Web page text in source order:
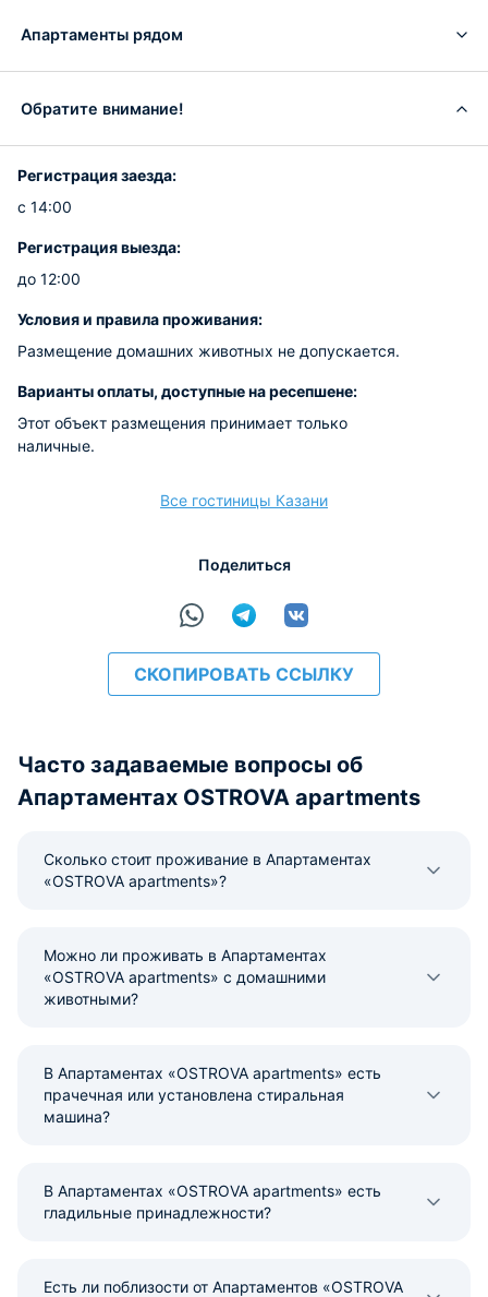
Апартаменты рядом
Обратите внимание!
Регистрация заезда:
с 14:00
Регистрация выезда:
до 12:00
Условия и правила проживания:
Размещение домашних животных не допускается.
Варианты оплаты, доступные на ресепшене:
Этот объект размещения принимает только
наличные.
Все гостиницы Казани
Поделиться
СКОПИРОВАТЬ ССЫЛКУ
Часто задаваемые вопросы об
Апартаментах OSTROVA apartments
Сколько стоит проживание в Апартаментах
«OSTROVA apartments»?
Можно ли проживать в Апартаментах
«OSTROVA apartments» с домашними
животными?
В Апартаментах «OSTROVA apartments» есть
прачечная или установлена стиральная
машина?
В Апартаментах «OSTROVA apartments» есть
гладильные принадлежности?
Есть ли поблизости от Апартаментов «OSTROVA